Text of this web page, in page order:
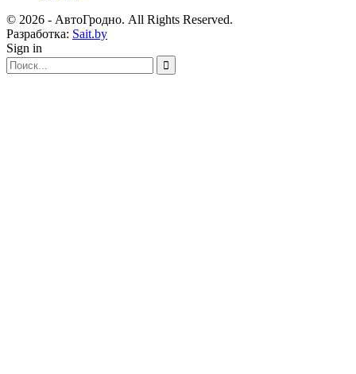
© 2026 - АвтоГродно. All Rights Reserved.
Разработка: Sait.by
Sign in